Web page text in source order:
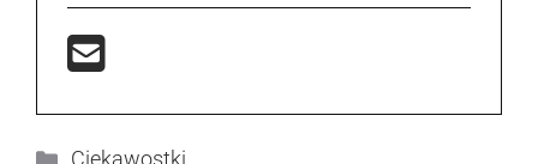
Kategorie